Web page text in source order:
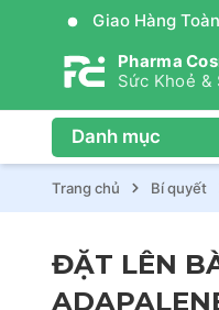
Giao Hàng
Pharma
Sức Khoẻ &
Danh mục
Trang chủ Bí quyết
ĐẶT LÊN